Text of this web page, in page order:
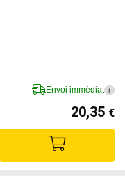
Envoi immédiat i
20,35 €